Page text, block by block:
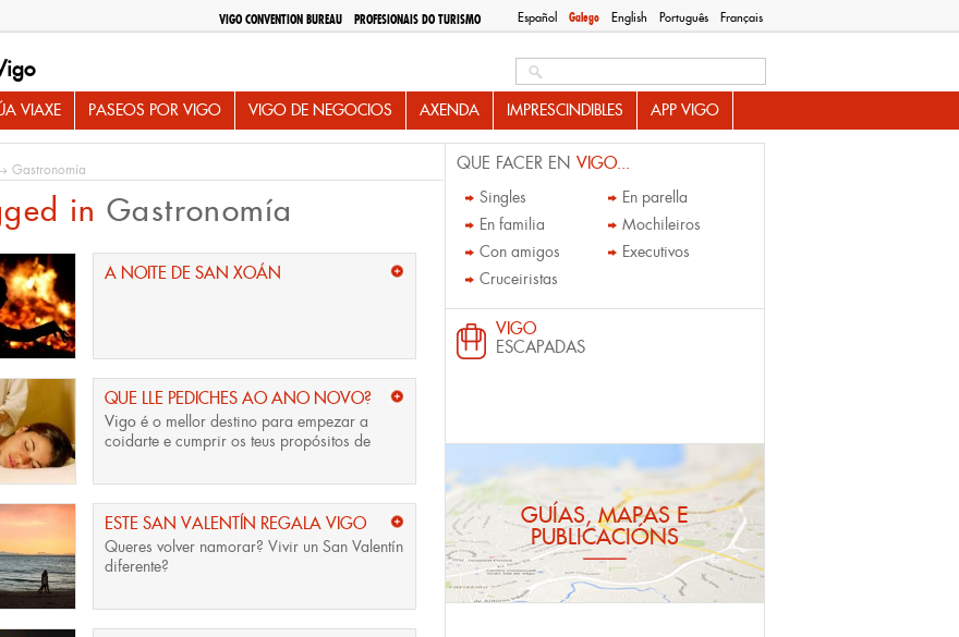
Español Galego English Português Français
VIGO CONVENTION BUREAU PROFESIONAIS DO TURISMO
VIAXE PASEOS POR VIGO VIGO DE NEGOCIOS AXENDA IMPRESCINDIBLES APP VIGO
in Gastronomía
A NOITE DE SAN XOÁN
QUE LLE PEDICHES AO ANO NOVO?
Vigo é o mellor destino para empezar a
coidarte e cumprir os teus propósitos de
ESTE SAN VALENTÍN REGALA VIGO
Queres volver namorar? Vivir un San Valentín
diferente?
QUE FACER EN VIGO...
Singles
En parella
En familia
Mochileiros
Con amigos
Executivos
Cruceiristas
VIGO
ESCAPADAS
GUÍAS, MAPAS E
PUBLICACIÓNS